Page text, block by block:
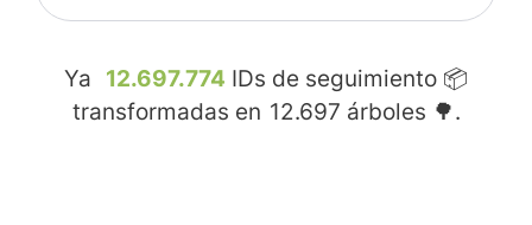
Ya 12.697.774 IDs de seguimiento 📦
transformadas en 12.697 árboles 🌳.